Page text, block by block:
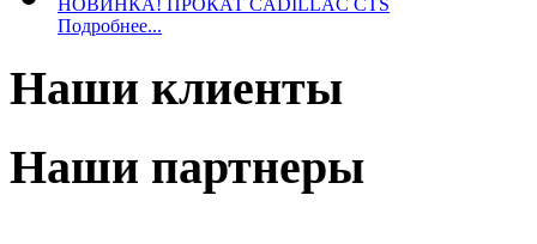
НОВИНКА! ПРОКАТ CADILLAC CTS
Подробнее...
Наши клиенты
Наши партнеры